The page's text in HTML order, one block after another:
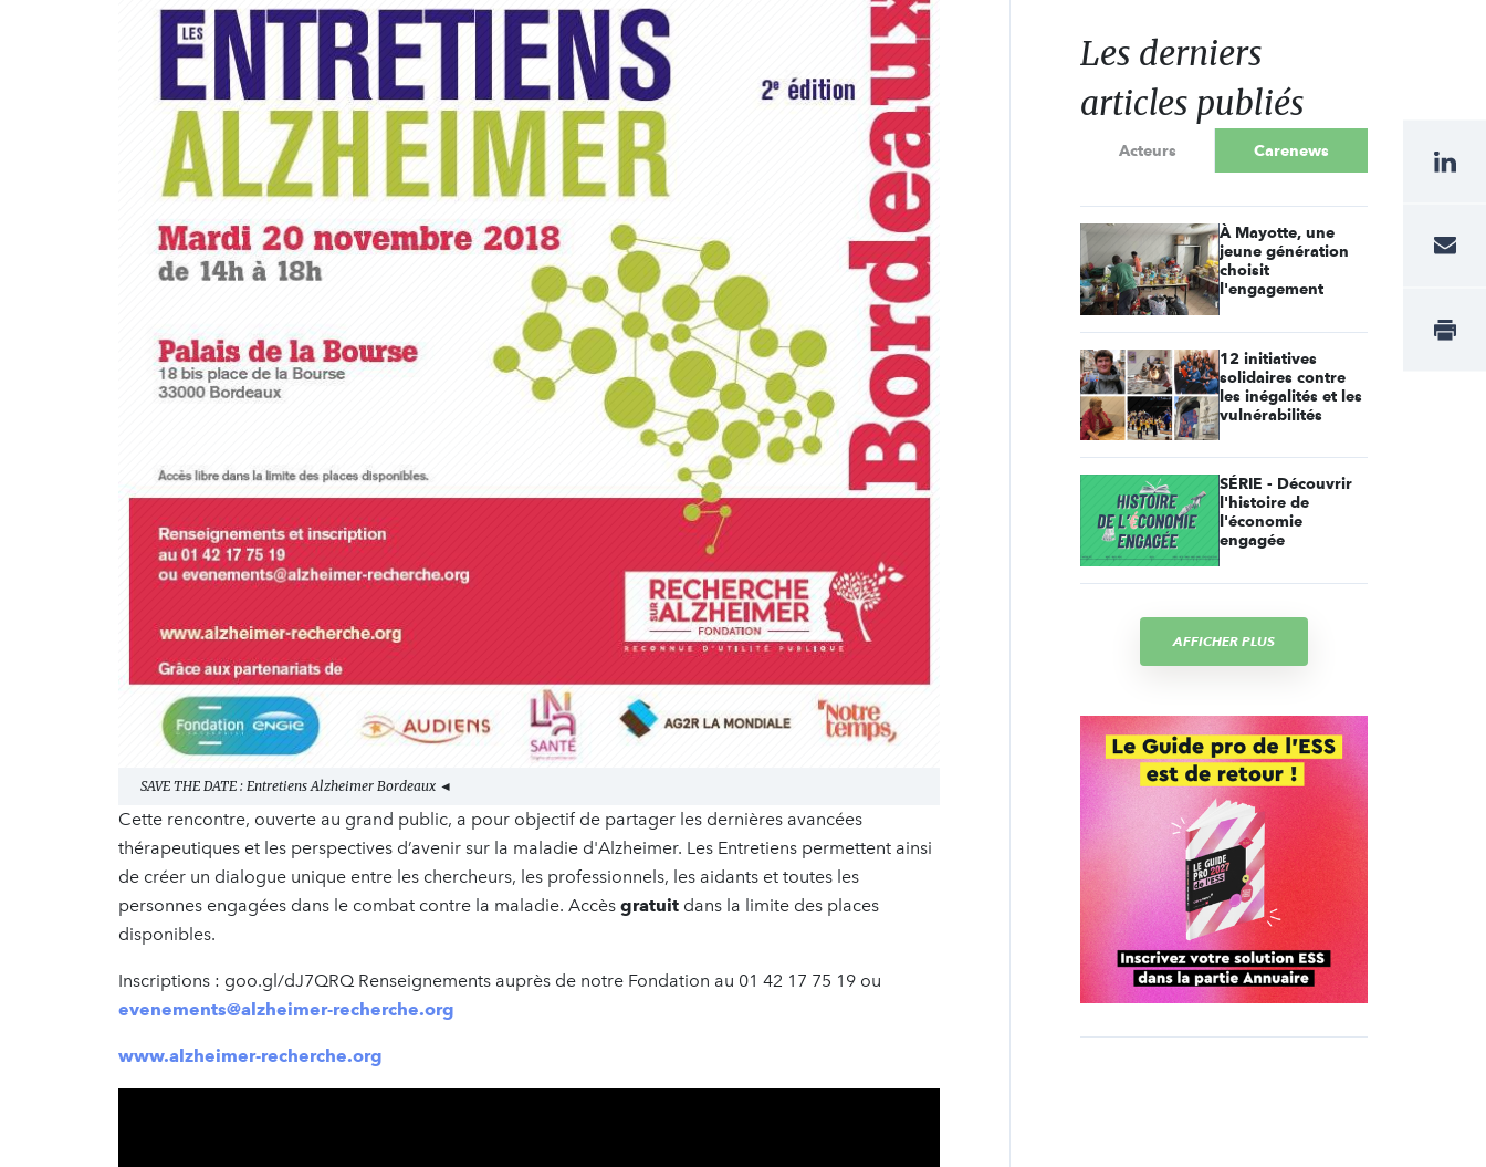
SAVE THE DATE : Entretiens Alzheimer Bordeaux ◄
Cette rencontre, ouverte au grand public, a pour objectif de partager les dernières avancées
thérapeutiques et les perspectives d’avenir sur la maladie d'Alzheimer. Les Entretiens permettent ainsi
de créer un dialogue unique entre les chercheurs, les professionnels, les aidants et toutes les
personnes engagées dans le combat contre la maladie. Accès gratuit dans la limite des places
disponibles.
Inscriptions : goo.gl/dJ7QRQ Renseignements auprès de notre Fondation au 01 42 17 75 19 ou
evenements@alzheimer-recherche.org
www.alzheimer-recherche.org
Les derniers
articles publiés
Acteurs Carenews
À Mayotte, une
jeune génération
choisit
l'engagement
12 initiatives
solidaires contre
les inégalités et les
vulnérabilités
SÉRIE - Découvrir
l'histoire de
l'économie
engagée
AFFICHER PLUS